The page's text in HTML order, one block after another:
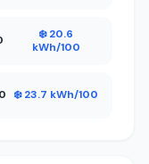
❄️ 20.6
kWh/100
❄️ 23.7 kWh/100